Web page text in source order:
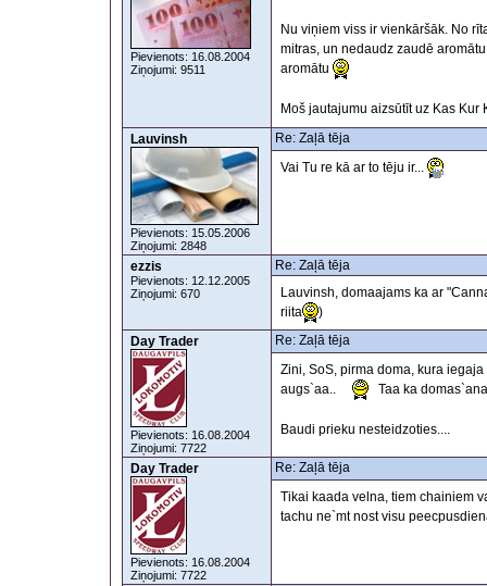
Pievienots: 16.08.2004
Ziņojumi: 9511
Nu viņiem viss ir vienkāršāk. No
mitras, un nedaudz zaudē
aromātu
Moš jautajumu aizsūtīt uz Kas
Lauvinsh
Pievienots: 15.05.2006
Ziņojumi: 2848
Re: Zaļā tēja
Vai Tu re kā ar to tēju ir...
ezzis
Pievienots: 12.12.2005
Ziņojumi: 670
Re: Zaļā tēja
Lauvinsh, domaajams ka ar
riita
)
Day Trader
Pievienots: 16.08.2004
Ziņojumi: 7722
Re: Zaļā tēja
Zini, SoS, pirma doma, kura
augs`aa..
Taa ka
Baudi prieku nesteidzoties....
Day Trader
Pievienots: 16.08.2004
Ziņojumi: 7722
Re: Zaļā tēja
Tikai kaada velna, tiem chainiem
tachu ne`mt nost visu